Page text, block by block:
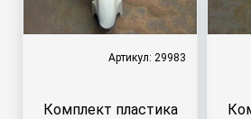
Артикул: 29983
Комплект пластика